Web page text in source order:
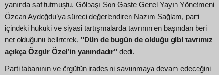
yanında saf tutmuştu. Gölbaşı Son Gaste Genel Yayın Yönetmeni
Özcan Aydoğdu’ya süreci değerlendiren Nazım Sağlam, parti
içindeki hukuki ve siyasi tartışmalarda tavrının en başından beri
net olduğunu belirterek, "Dün de bugün de olduğu gibi tavrımız
açıkça Özgür Özel’in yanındadır" dedi.
Parti tabanının ve örgütün iradesini savunmaya devam edeceğini